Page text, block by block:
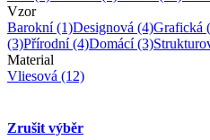
Vzor
Barokní(1)Designová (4)Grafická
(3)Přírodní(4)Domácí(3)
Material
Vliesová (12)
Zrušit výběr